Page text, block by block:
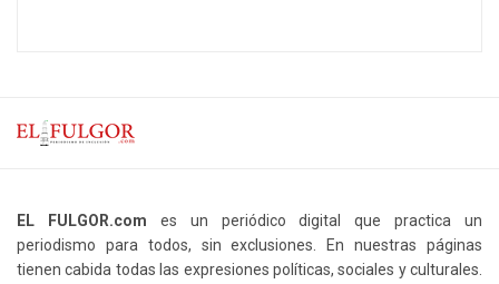
EL FULGOR.com es un periódico digital que practica un
periodismo para todos, sin exclusiones. En nuestras páginas
tienen cabida todas las expresiones políticas, sociales y culturales.